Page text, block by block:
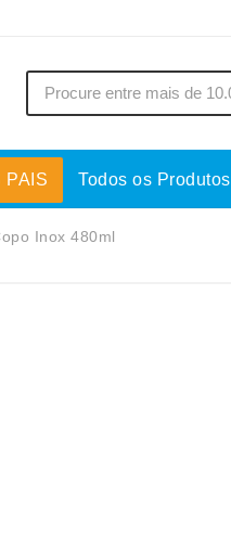
Canecas
PAIS Todos os Produtos
Inox 480ml